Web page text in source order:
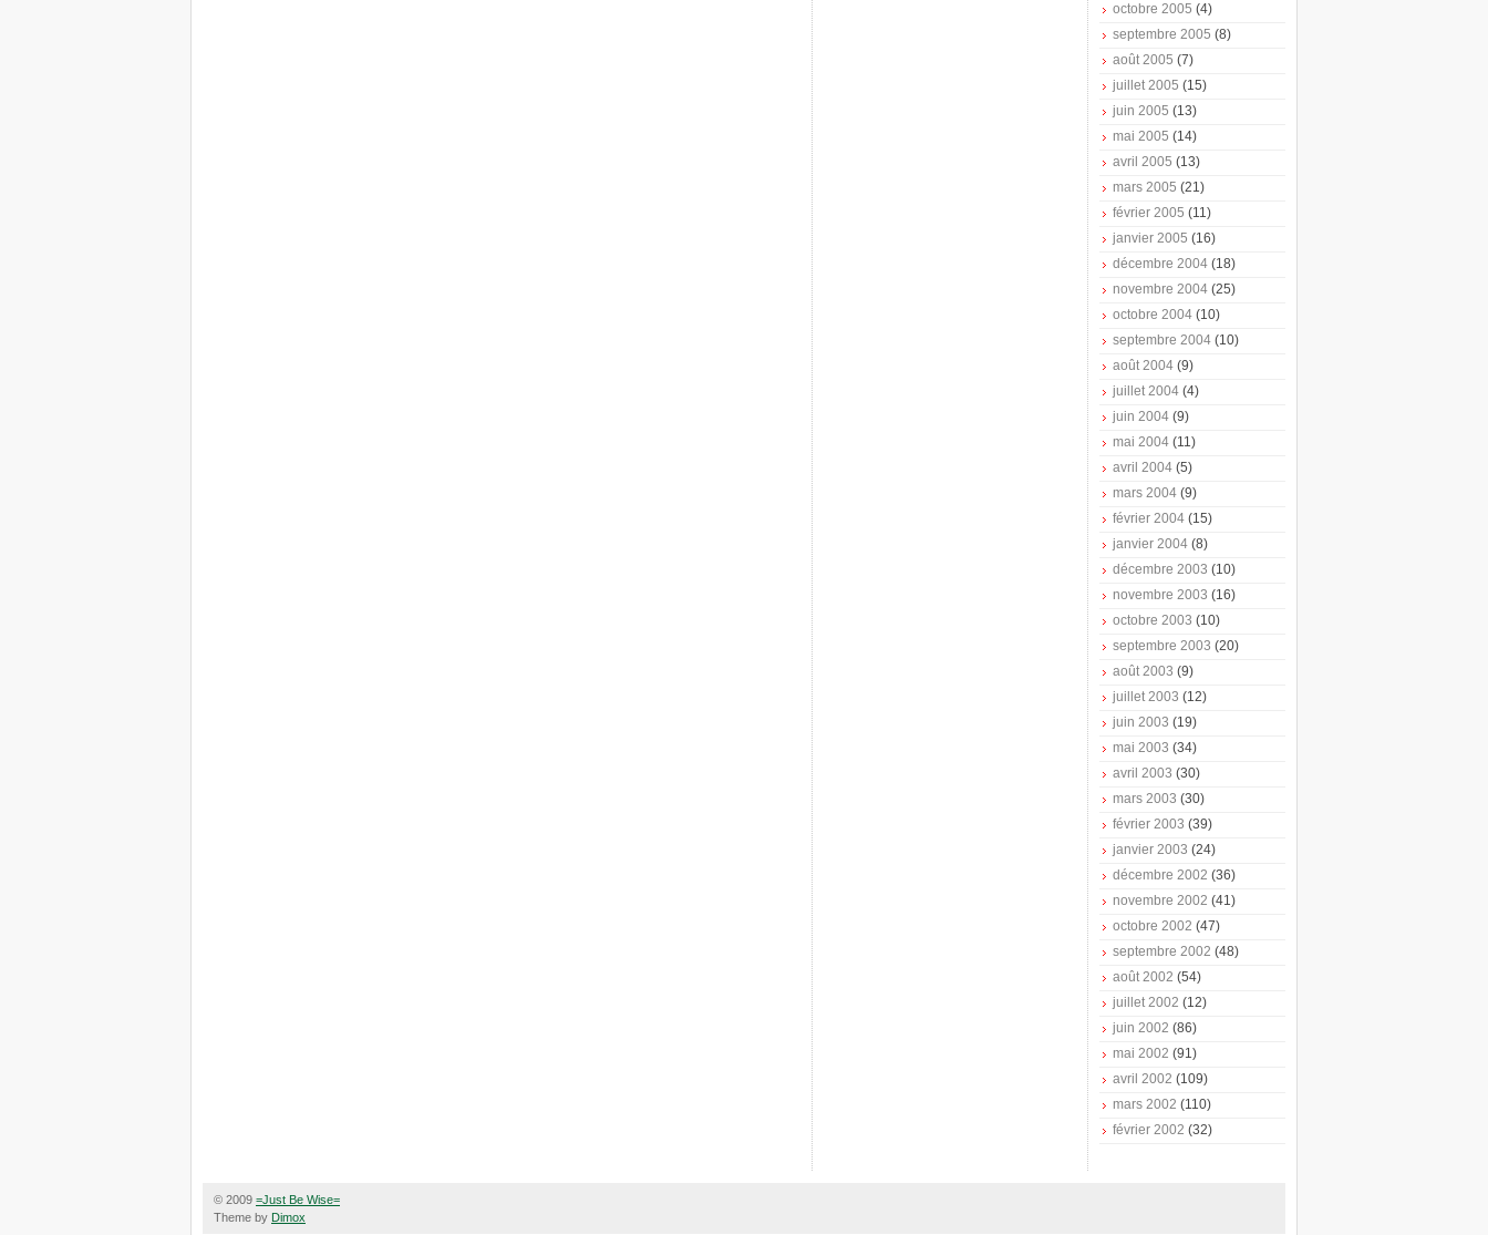
octobre 2005 (4)
septembre 2005 (8)
août 2005 (7)
juillet 2005 (15)
juin 2005 (13)
mai 2005 (14)
avril 2005 (13)
mars 2005 (21)
février 2005 (11)
janvier 2005 (16)
décembre 2004 (18)
novembre 2004 (25)
octobre 2004 (10)
septembre 2004 (10)
août 2004 (9)
juillet 2004 (4)
juin 2004 (9)
mai 2004 (11)
avril 2004 (5)
mars 2004 (9)
février 2004 (15)
janvier 2004 (8)
décembre 2003 (10)
novembre 2003 (16)
octobre 2003 (10)
septembre 2003 (20)
août 2003 (9)
juillet 2003 (12)
juin 2003 (19)
mai 2003 (34)
avril 2003 (30)
mars 2003 (30)
février 2003 (39)
janvier 2003 (24)
décembre 2002 (36)
novembre 2002 (41)
octobre 2002 (47)
septembre 2002 (48)
août 2002 (54)
juillet 2002 (12)
juin 2002 (86)
mai 2002 (91)
avril 2002 (109)
mars 2002 (110)
février 2002 (32)
© 2009 =Just Be Wise=
Theme by Dimox